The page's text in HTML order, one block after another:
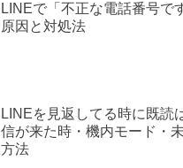
LINEで「不正な電話番号で
原因と対処法
LINEを見返してる時に既読
信が来た時・機内モード・
方法